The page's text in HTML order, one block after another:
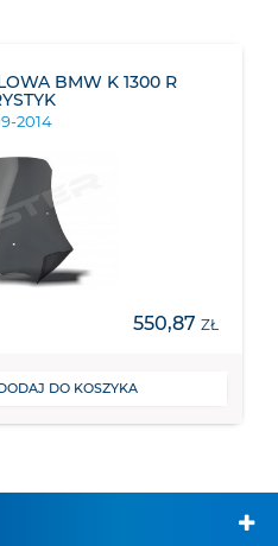
BMW K 1300 R
2014
550,87 ZŁ
DO KOSZYKA